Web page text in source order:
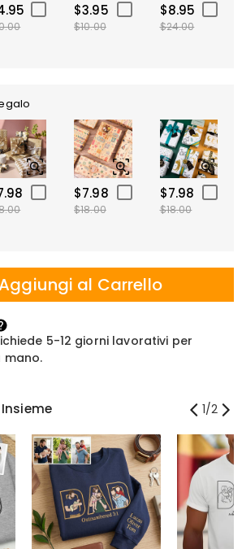
$3.95
$10.00
$8.95
$24.00
$7.98
$18.00
$7.98
$18.00
al Carrello
5-12 giorni lavorativi per
mano.
1/2